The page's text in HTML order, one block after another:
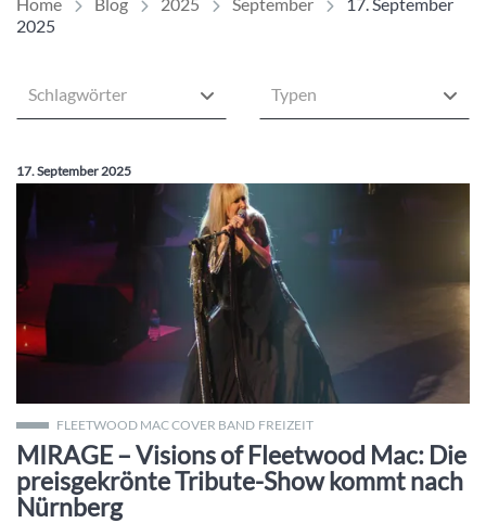
2025
Schlagwörter Typen
Veröffentlicht am:
17. September 2025
MIRAGE – Visions of Fleetwood Mac: Die
preisgekrönte Tribute-Show kommt nach
Nürnberg
FLEETWOOD MAC COVER BAND FREIZEIT